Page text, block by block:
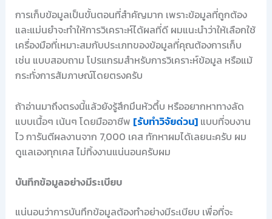
การเก็บข้อมูลเป็นขั้นตอนที่สำคัญมาก เพราะข้อมูลที่ถูกต้อง
และแม่นยำจะทำให้การวิเคราะห์ได้ผลที่ดี ผมแนะนำว่าให้เลือกใช้
เครื่องมือที่เหมาะสมกับประเภทของข้อมูลที่คุณต้องการเก็บ
เช่น แบบสอบถาม โปรแกรมสำหรับการวิเคราะห์ข้อมูล หรือแม้
กระทั่งการสัมภาษณ์โดยตรงครับ
ถ้าอ่านมาถึงตรงนี้แล้วยังรู้สึกมึนหัวตึ้บ หรืออยากหาทางลัด
แบบเนื้อๆ เน้นๆ โดยมืออาชีพ [รับทำวิจัยด่วน]แบบที่จบงาน
ไว การันตีผลงานจาก 7,000 เคส ทักหาผมได้เลยนะครับ ผม
ดูแลเองทุกเคส ไม่ทิ้งงานแน่นอนครับผม
บันทึกข้อมูลอย่างมีระเบียบ
แน่นอนว่าการบันทึกข้อมูลต้องทำอย่างมีระเบียบ เพื่อที่จะ